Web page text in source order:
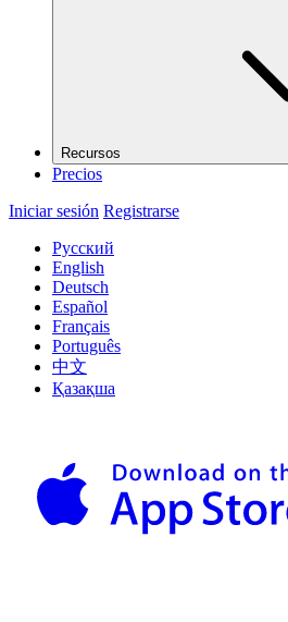
Recursos
Precios
Iniciar sesión Registrarse
Русский
English
Deutsch
Español
Français
Português
中文
Қазақша